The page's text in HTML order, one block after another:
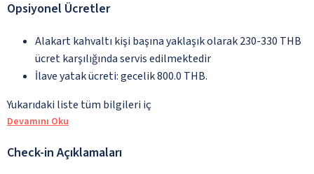
Opsiyonel Ücretler
Alakart kahvaltı kişi başına yaklaşık olarak 230-330 THB
ücret karşılığında servis edilmektedir
İlave yatak ücreti: gecelik 800.0 THB.
Yukarıdaki liste tüm bilgileri iç
Devamını Oku
Check-in Açıklamaları